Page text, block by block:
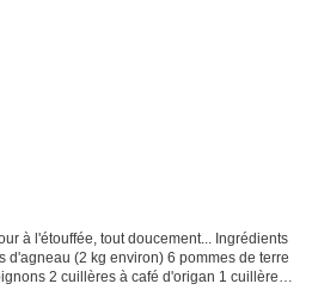
à l'étouffée, tout doucement... Ingrédients
d'agneau (2 kg environ) 6 pommes de terre
2 cuillères à café d'origan 1 cuillère à